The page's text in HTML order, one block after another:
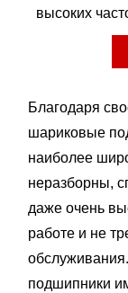
высоких
Благодаря
шариковые
наиболее
неразборны,
даже очень
работе и не
подшипники